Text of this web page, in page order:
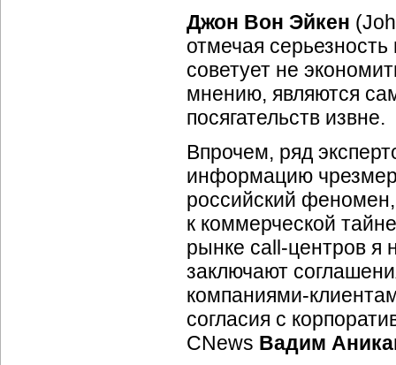
Джон Вон Эйкен
отмечая
советует не
мнению, являются
посягательств извне.
Впрочем, ряд
информацию
российский
к коммерческой
рынке call-центров я
заключают
компаниями-
согласия с
CNews Вадим